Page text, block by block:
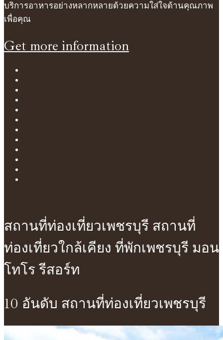
บริการอาหารอย่างหลากหลายด้วยความใส่ใจด้านคุณภาพ
เพื่อคุณ
Get more information
สถานที่ท่องเที่ยวเพชรบุรี สถานที่
ท่องเที่ยวใกล้เคียง ที่พักเพชรบุรี มอน
โทโร รีสอร์ท
10 อันดับ สถานที่ท่องเที่ยวเพชรบุรี